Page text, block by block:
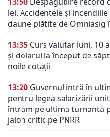
lei. Accidentele și
daune plătite de Omniasig
13:35 Curs valutar luni, 10
și dolarul la început de
noile cotații
13:20 Guvernul intră în
pentru legea salarizării
întrăm pe ultima turnantă
jalon critic pe PNRR